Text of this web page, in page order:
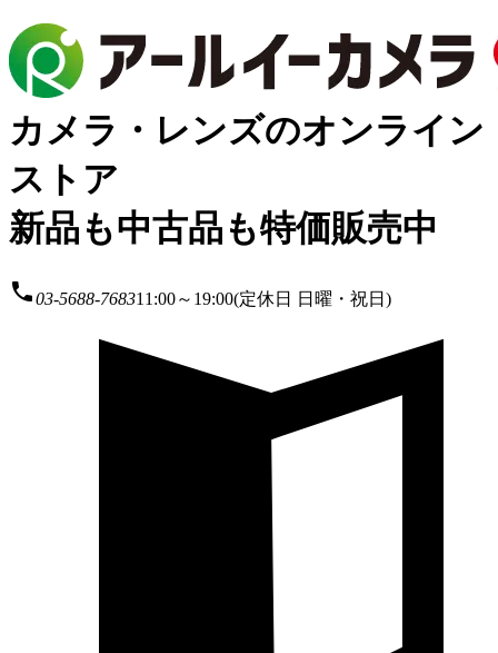
カメラ・レンズのオンライン
ストア
新品も中古品も特価販売中
local_phone03-5688-768311:00～19:00(定休日 日曜・祝日)